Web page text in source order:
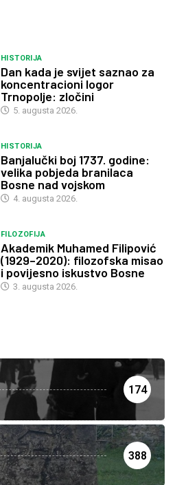
HISTORIJA
Dan kada je svijet saznao za
koncentracioni logor
Trnopolje: zločini
5. augusta 2026.
HISTORIJA
Banjalučki boj 1737. godine:
velika pobjeda branilaca
Bosne nad vojskom
4. augusta 2026.
FILOZOFIJA
Akademik Muhamed Filipović
(1929–2020): filozofska misao
i povijesno iskustvo Bosne
3. augusta 2026.
174
388